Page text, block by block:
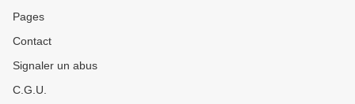
Pages
Contact
Signaler un abus
C.G.U.